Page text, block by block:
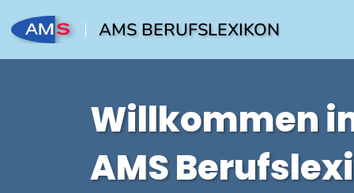
AMS BERUFSLEXIKON
Willkommen
AMS